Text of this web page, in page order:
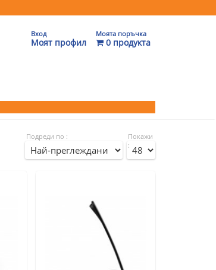
Вход
Моят профил
Моята поръчка
0 продукта
Подреди по :
Покажи
: